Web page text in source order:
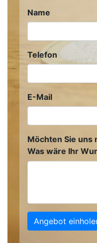
Name
Telefon
E-Mail
Möchten Sie uns
Was wäre Ihr
Angebot